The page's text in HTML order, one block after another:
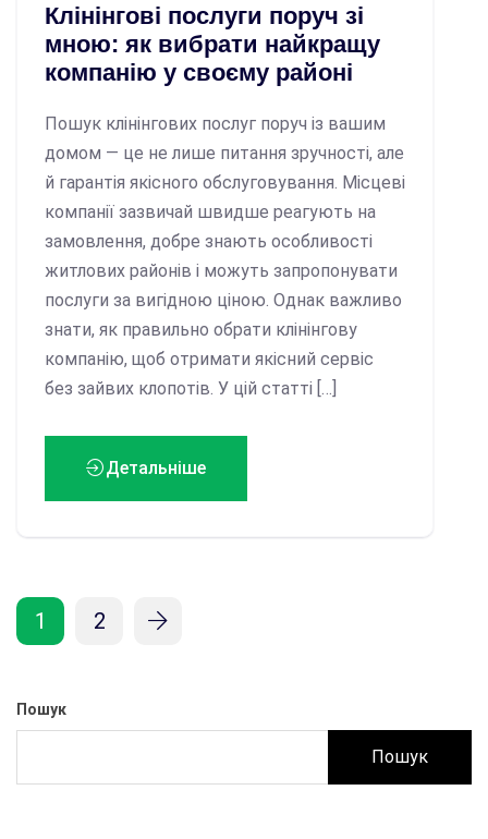
Клінінгові послуги поруч зі
мною: як вибрати найкращу
компанію у своєму районі
Пошук клінінгових послуг поруч із вашим
домом — це не лише питання зручності, але
й гарантія якісного обслуговування. Місцеві
компанії зазвичай швидше реагують на
замовлення, добре знають особливості
житлових районів і можуть запропонувати
послуги за вигідною ціною. Однак важливо
знати, як правильно обрати клінінгову
компанію, щоб отримати якісний сервіс
без зайвих клопотів. У цій статті […]
Детальніше
1 2
Пошук
Пошук